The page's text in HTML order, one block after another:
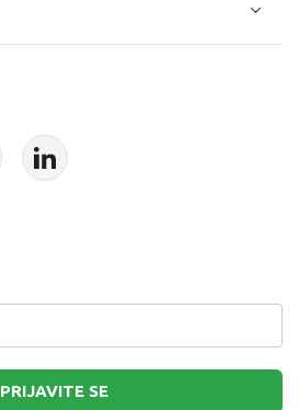
PRIJAVITE SE